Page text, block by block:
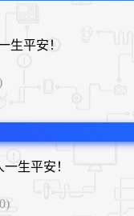
生平安！
生平安！